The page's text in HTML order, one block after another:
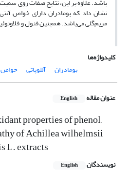
نشان داد که بومادران دارای خواص
مریم‌گلی ‏می‌باشد. همچنین فنول و
کلیدواژه‌ها
بومادران
آللوپاتی خواص
عنوان مقاله English
properties of phenol,
of ‎Achillea wilhelmsii
L. extracts
نویسندگان English